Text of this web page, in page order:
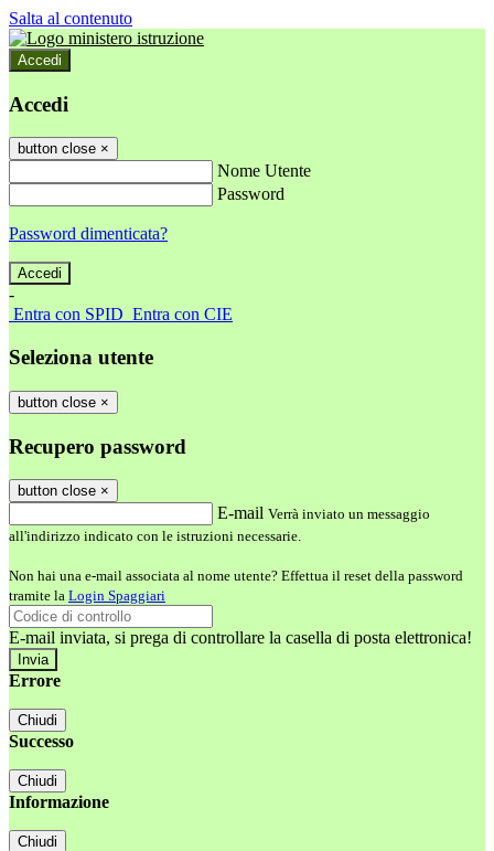
Salta al contenuto
Accedi
Accedi
button close ×
Nome Utente
Password
Password dimenticata?
-
Entra con SPID Entra con CIE
Seleziona utente
button close ×
Recupero password
button close ×
E-mail Verrà inviato un messaggio
all'indirizzo indicato con le istruzioni necessarie.
Non hai una e-mail associata al nome utente? Effettua il reset della password
tramite la Login Spaggiari
E-mail inviata, si prega di controllare la casella di posta elettronica!
Errore
Chiudi
Successo
Chiudi
Informazione
Chiudi